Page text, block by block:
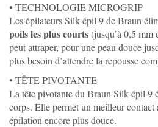
• TECHNOLOGIE MICROGRIP
Les épilateurs Silk-épil 9 de Braun
poils les plus courts(jusqu’à 0,5 mm
peut attraper, pour une peau douce
plus besoin d’attendre la repousse
• TÊTE PIVOTANTE
La tête pivotante du Braun Silk-épil 9
corps. Elle permet un meilleur contact
épilation encore plusdouce.